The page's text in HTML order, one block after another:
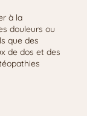
à la
douleurs ou
que des
de dos et des